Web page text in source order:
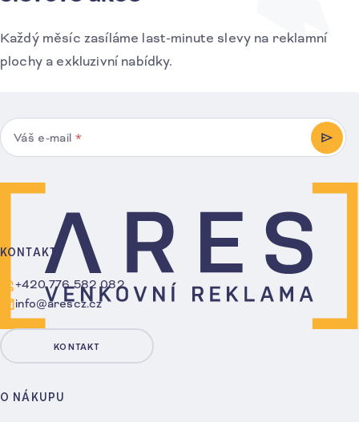
Každý měsíc zasíláme last-minute slevy na reklamní
plochy a exkluzivní nabídky.
Váš e-mail *
O NÁKUPU
KONTAKT
+420 776 582 082
info@arescz.cz
KONTAKT